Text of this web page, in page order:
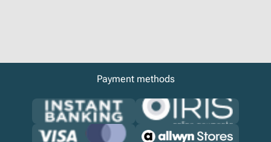
Payment methods